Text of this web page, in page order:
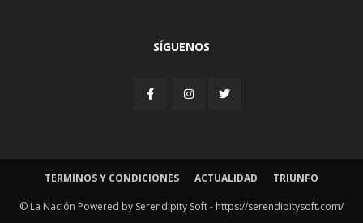
SÍGUENOS
TERMINOS Y CONDICIONES ACTUALIDAD TRIUNFO
© La Nación Powered by Serendipity Soft - https://serendipitysoft.com/